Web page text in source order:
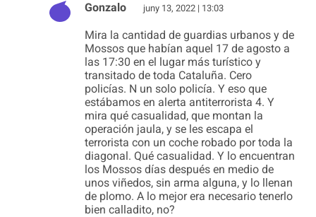
Gonzalo juny 13, 2022 | 13:03
Mira la cantidad de guardias urbanos y de
Mossos que habían aquel 17 de agosto a
las 17:30 en el lugar más turístico y
transitado de toda Cataluña. Cero
policías. N un solo policía. Y eso que
estábamos en alerta antiterrorista 4. Y
mira qué casualidad, que montan la
operación jaula, y se les escapa el
terrorista con un coche robado por toda la
diagonal. Qué casualidad. Y lo encuentran
los Mossos días después en medio de
unos viñedos, sin arma alguna, y lo llenan
de plomo. A lo mejor era necesario tenerlo
bien calladito, no?